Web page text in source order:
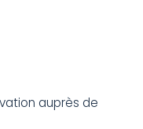
auprès de